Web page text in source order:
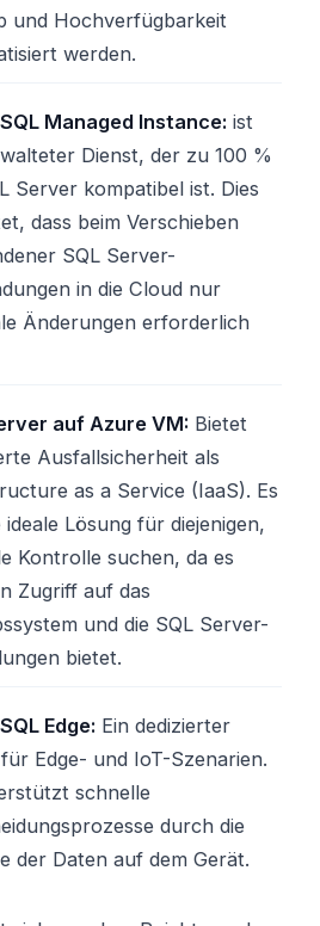
und Hochverfügbarkeit
werden.
Managed Instance: ist
Dienst, der zu 100 %
Server kompatibel ist. Dies
dass beim Verschieben
SQL Server-
in die Cloud nur
Änderungen erforderlich
auf Azure VM: Bietet
Ausfallsicherheit als
as a Service (IaaS). Es
ideale Lösung für diejenigen,
Kontrolle suchen, da es
Zugriff auf das
und die SQL Server-
bietet.
Edge: Ein dedizierter
Edge- und IoT-Szenarien.
schnelle
durch die
der Daten auf dem Gerät.